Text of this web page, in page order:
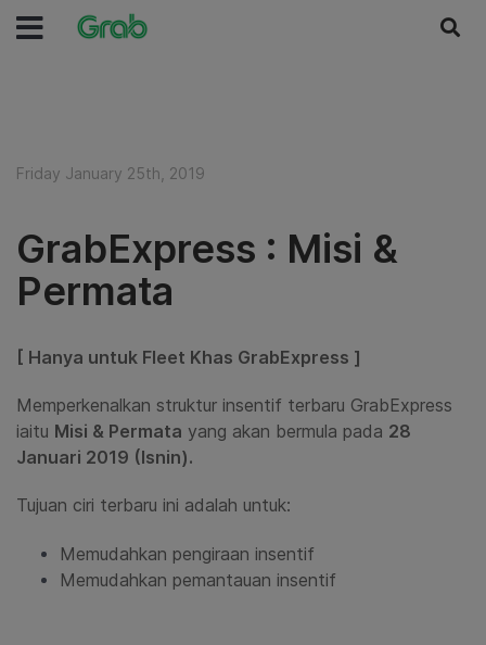
Friday January 25th, 2019
GrabExpress : Misi &
Permata
[ Hanya untuk Fleet Khas GrabExpress ]
Memperkenalkan struktur insentif terbaru GrabExpress
iaitu Misi & Permata yang akan bermula pada 28
Januari 2019 (Isnin).
Tujuan ciri terbaru ini adalah untuk:
Memudahkan pengiraan insentif
Memudahkan pemantauan insentif